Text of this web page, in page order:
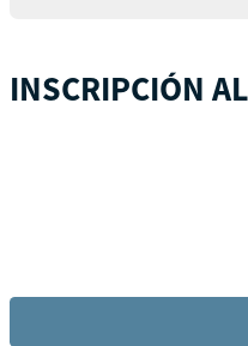
INSCRIPCIÓN